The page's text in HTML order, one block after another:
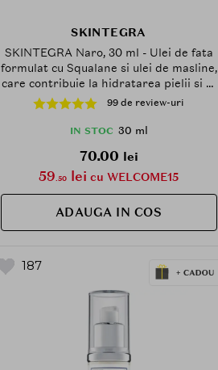
SKINTEGRA
SKINTEGRA Naro, 30 ml - Ulei de fata
formulat cu Squalane si ulei de masline,
care contribuie la hidratarea pielii si la
metinerea barierei hidrolipidice
sanatoase
99 de review-uri
IN STOC 30 ml
70.00 lei
59.50 lei cu WELCOME15
ADAUGA IN COS
187